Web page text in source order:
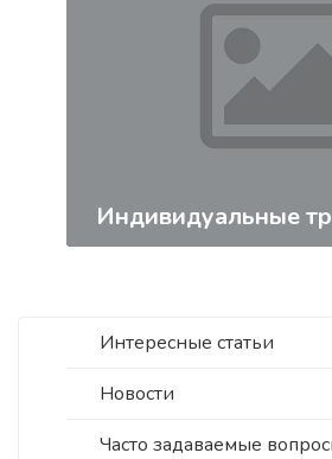
Интересные статьи
Новости
Часто задаваемые
Индивидуальные